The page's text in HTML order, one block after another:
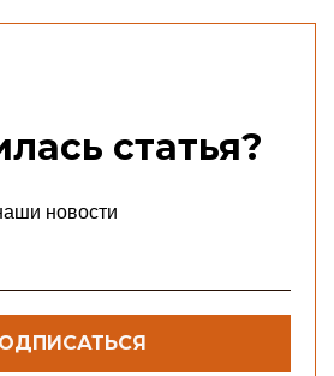
статья?
новости
*